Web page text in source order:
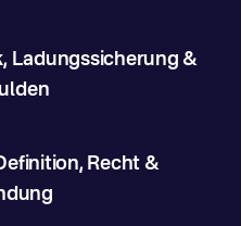
Ladungssicherung &
Recht &